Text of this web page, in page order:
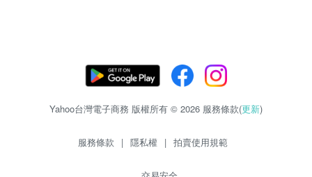
Yahoo台灣電子商務 版權所有 © 2026 服務條款(更新)
服務條款 | 隱私權 | 拍賣使用規範